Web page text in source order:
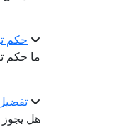
حكم
ما حكم
هل يجوز